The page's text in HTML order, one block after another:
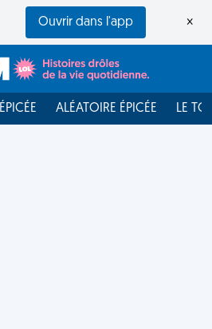
Ouvrir dans l'app ×
ÉPICÉE ALÉATOIRE ÉPICÉE LE